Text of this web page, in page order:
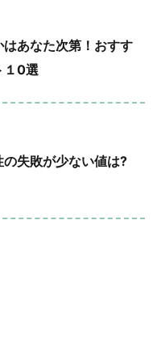
あなた次第！おすす
１0選
失敗が少ない値は?